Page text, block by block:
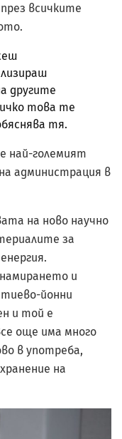
всичките
другите
това те
тя.
най-големият
администрация в
на ново научно
за
и
йонни
и той е
още има много
в употреба,
на